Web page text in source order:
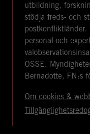
utbildning,
stödja freds- och
postkonfliktländer.
personal och
OSSE.
Bernadotte, FN:s
Om cookies &